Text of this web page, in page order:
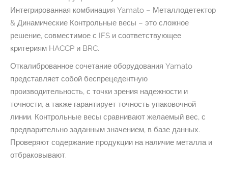
Интегрированная комбинация Yamato – Металлодетектор
& Динамические Контрольные весы – это сложное
решение, совместимое с IFS и соответствующее
критериям HACCP и BRC.
Откалиброванное сочетание оборудования Yamato
представляет собой беспрецедентную
производительность, с точки зрения надежности и
точности, а также гарантирует точность упаковочной
линии. Контрольные весы сравнивают желаемый вес, с
предварительно заданным значением, в базе данных.
Проверяют содержание продукции на наличие металла и
отбраковывают.